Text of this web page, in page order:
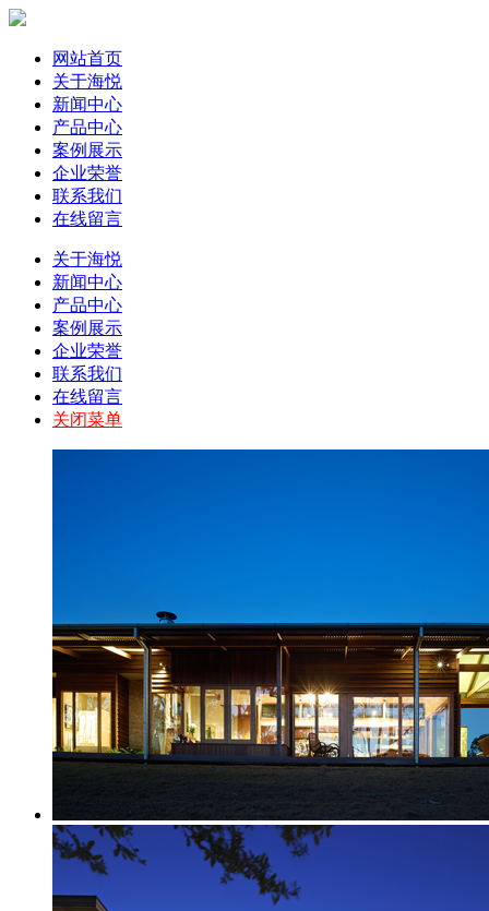
网站首页
关于海悦
新闻中心
产品中心
案例展示
企业荣誉
联系我们
在线留言
关于海悦
新闻中心
产品中心
案例展示
企业荣誉
联系我们
在线留言
关闭菜单